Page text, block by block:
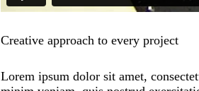
Creative approach to every project
Lorem ipsum dolor sit amet,